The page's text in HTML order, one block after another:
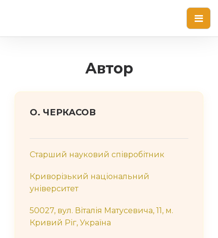
Автор
О. ЧЕРКАСОВ
Старший науковий співробітник
Криворізький національний
університет
50027, вул. Віталія Матусевича, 11, м.
Кривий Ріг, Україна